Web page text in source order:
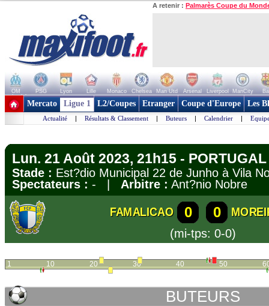
A retenir : Palmarès Coupe du
OM PSG Lyon Lille Monaco Chelsea Man Utd Arsenal Liverpool ManCity
+ de clubs
Mercato Ligue 1 L2/Coupes Etranger Coupe d'Europe Les
Actualité | Résultats & Classement | Buteurs | Calendrier |
Lun. 21 Août 2023, 21h15 -
Stade : Est?dio Municipal 22 de Junho à Vila
Spectateurs : - | Arbitre : Ant?nio Nobre
FAMALICAO 0 0
(mi-tps: 0-0)
1 10 20 30 40 50
BUTEURS